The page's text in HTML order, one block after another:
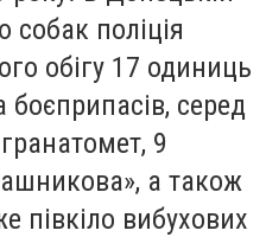
собак поліція
обігу 17 одиниць
боєприпасів, серед
9
а також
півкіло вибухових